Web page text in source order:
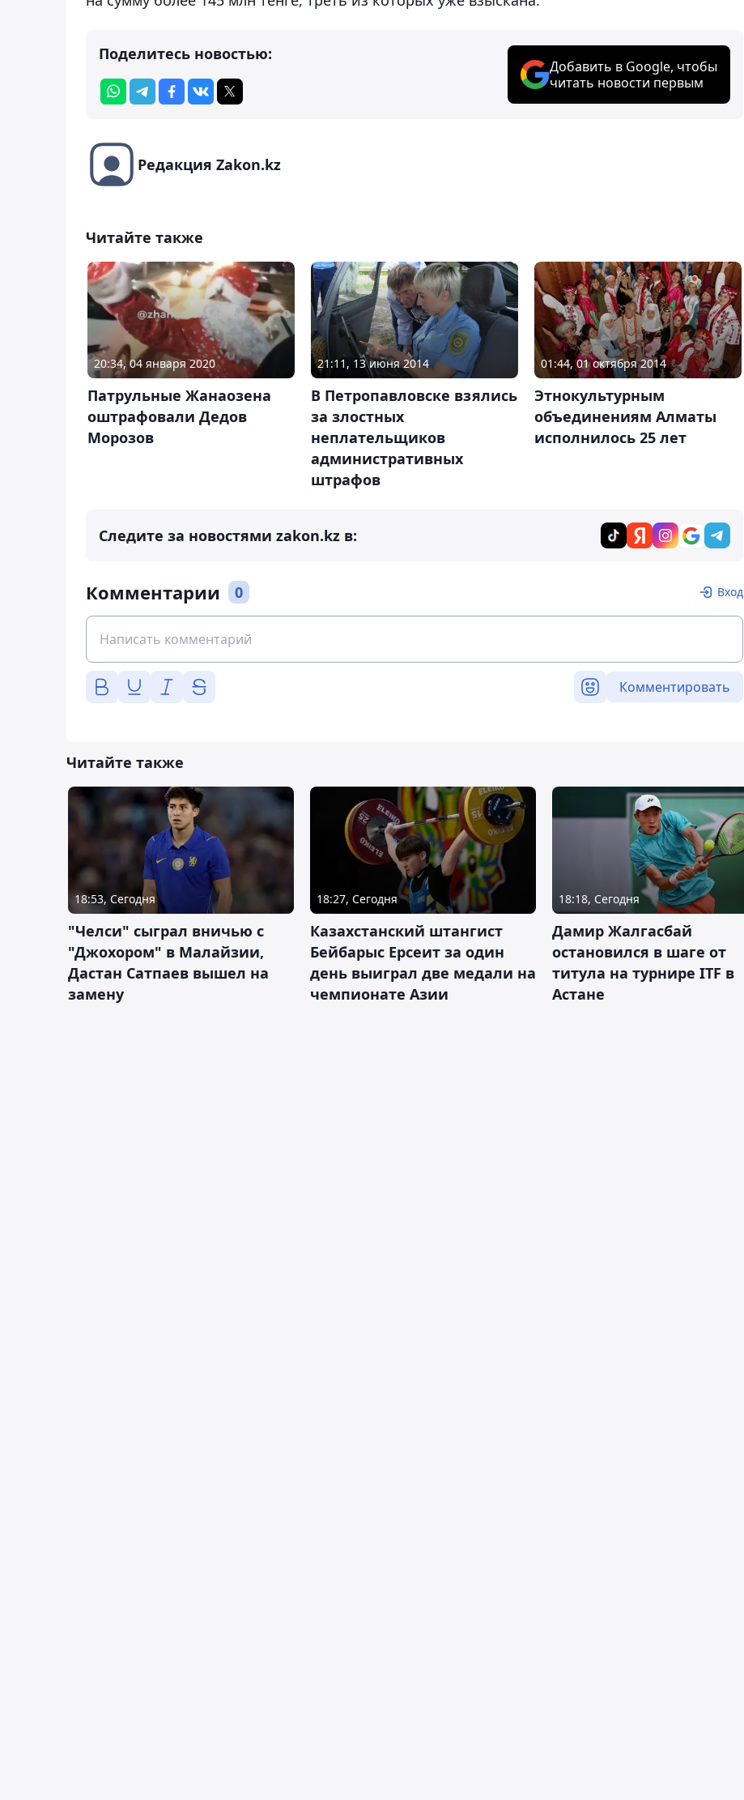
Поделитесь новостью:
Добавить в Google, чтобы
читать новости первым
Редакция Zakon.kz
Читайте также
20:34, 04 января 2020
Патрульные Жанаозена
оштрафовали Дедов
Морозов
21:11, 13 июня 2014
В Петропавловске взялись
за злостных
неплательщиков
административных
штрафов
01:44, 01 октября 2014
Этнокультурным
объединениям Алматы
исполнилось 25 лет
Следите за новостями zakon.kz в:
Комментарии 0 Вход
Комментировать
Читайте также
18:53, Сегодня
"Челси" сыграл вничью с
"Джохором" в Малайзии,
Дастан Сатпаев вышел на
замену
18:27, Сегодня
Казахстанский штангист
Бейбарыс Ерсеит за один
день выиграл две медали на
чемпионате Азии
18:18, Сегодня
Дамир Жалгасбай
остановился в шаге от
титула на турнире ITF в
Астане